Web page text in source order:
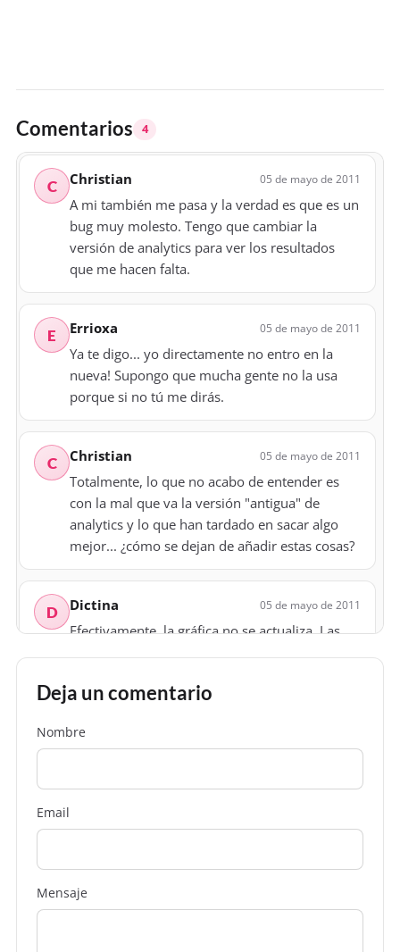
Comentarios 4
C Christian 05 de mayo de 2011
A mi también me pasa y la verdad es que es un
bug muy molesto. Tengo que cambiar la
versión de analytics para ver los resultados
que me hacen falta.
E Errioxa 05 de mayo de 2011
Ya te digo... yo directamente no entro en la
nueva! Supongo que mucha gente no la usa
porque si no tú me dirás.
C Christian 05 de mayo de 2011
Totalmente, lo que no acabo de entender es
con la mal que va la versión "antigua" de
analytics y lo que han tardado en sacar algo
mejor... ¿cómo se dejan de añadir estas cosas?
D Dictina 05 de mayo de 2011
Efectivamente, la gráfica no se actualiza. Las
interfaz.
Deja un comentario
Nombre
Email
Mensaje